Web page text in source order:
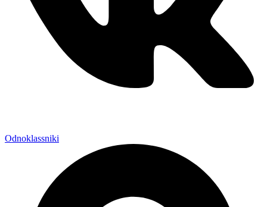
Odnoklassniki